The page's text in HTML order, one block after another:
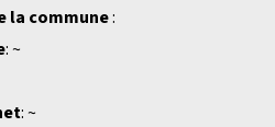
la commune:
: ~
: ~